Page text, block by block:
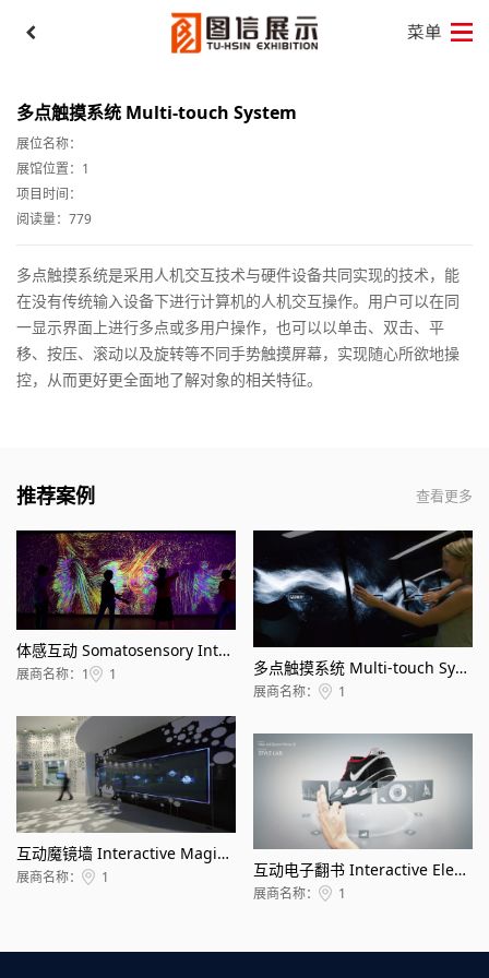
多点触摸系统 Multi-touch System
展位名称：
展馆位置：1
项目时间：
阅读量：779
多点触摸系统是采用人机交互技术与硬件设备共同实现的技术，能
在没有传统输入设备下进行计算机的人机交互操作。用户可以在同
一显示界面上进行多点或多用户操作，也可以以单击、双击、平
移、按压、滚动以及旋转等不同手势触摸屏幕，实现随心所欲地操
控，从而更好更全面地了解对象的相关特征。
推荐案例 查看更多
体感互动 Somatosensory Interaction
展商名称：1 1 多点触摸系统 Multi-touch System
展商名称： 1
互动魔镜墙 Interactive Magic Wall
展商名称： 1 互动电子翻书 Interactive Electronic Page-turn
展商名称： 1